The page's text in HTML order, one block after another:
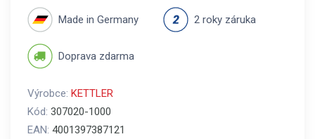
Made in Germany 2 roky záruka
Doprava zdarma
Výrobce: KETTLER
Kód: 307020-1000
EAN: 4001397387121